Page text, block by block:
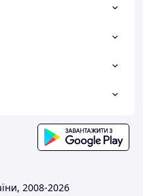
2008-2026